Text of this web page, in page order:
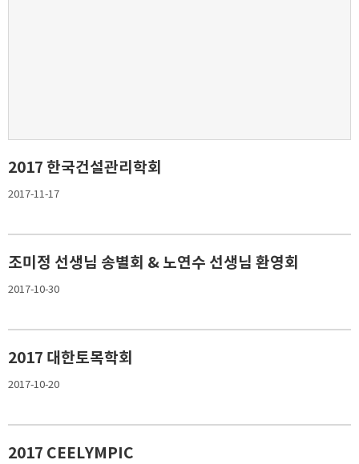
2017 한국건설관리학회
2017-11-17
조미정 선생님 송별회 & 노연수 선생님 환영회
2017-10-30
2017 대한토목학회
2017-10-20
2017 CEELYMPIC